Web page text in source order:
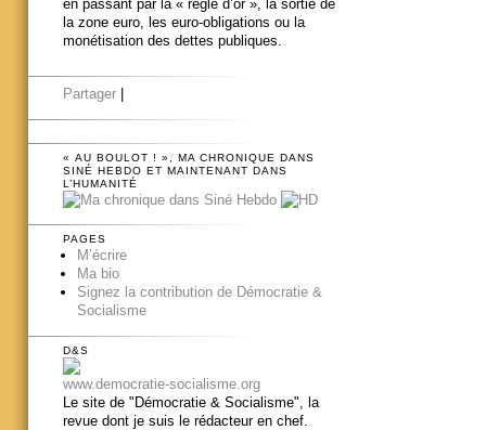
en passant par la « règle d’or », la sortie de
la zone euro, les euro-obligations ou la
monétisation des dettes publiques.
Partager
« AU BOULOT ! », MA CHRONIQUE DANS
SINÉ HEBDO ET MAINTENANT DANS
L’HUMANITÉ
PAGES
M’écrire
Ma bio
Signez la contribution de Démocratie &
Socialisme
D&S
www.democratie-socialisme.org
Le site de "Démocratie & Socialisme", la
revue dont je suis le rédacteur en chef.